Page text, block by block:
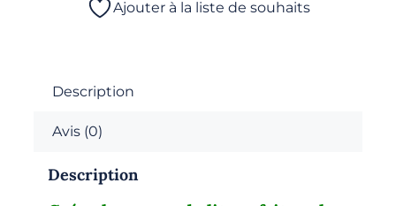
Cuba
Parure
Ajouter à la liste de souhaits
Description
Avis (0)
Description